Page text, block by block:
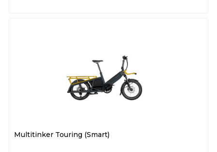
Multitinker Touring (Smart)